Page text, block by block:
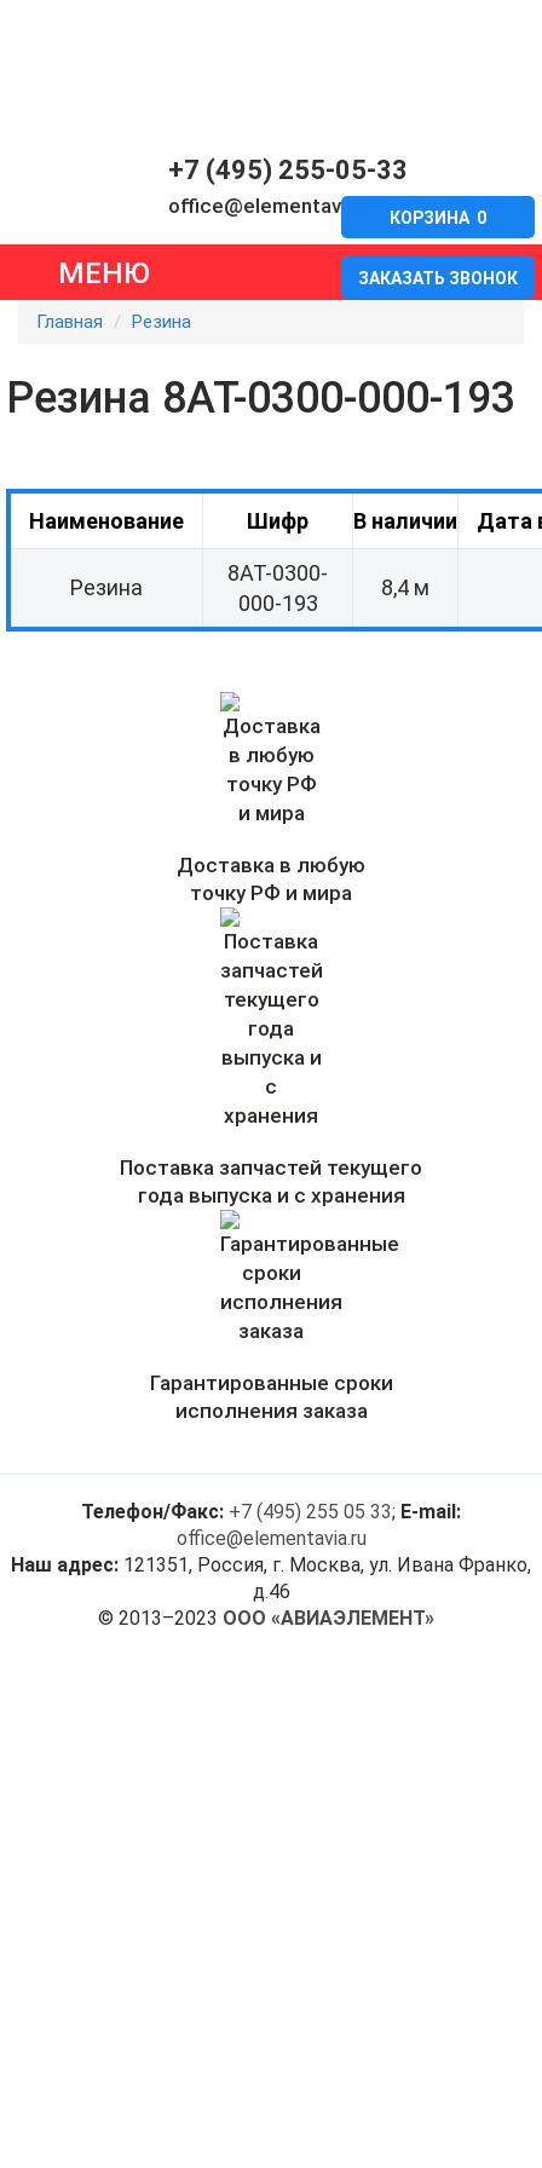
+7 (495) 255-05-33
office@elementavia.ru
ЗАКАЗАТЬ ЗВОНОК
КОРЗИНА 0
МЕНЮ
Главная Резина
Резина 8АТ-0300-000-193
Наименование Шифр В наличии Дата
Резина
8АТ-0300-
000-193
8,4 м
Доставка в любую
точку РФ и мира
Поставка запчастей текущего
года выпуска и с хранения
Гарантированные сроки
исполнения заказа
Телефон/Факс: +7 (495) 255 05 33; E-mail:
office@elementavia.ru
Наш адрес: 121351, Россия, г. Москва, ул. Ивана Франко,
д.46
© 2013–2023 ООО «АВИАЭЛЕМЕНТ»